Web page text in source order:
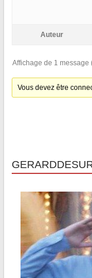
Auteur
Affichage de 1 message
Vous devez être